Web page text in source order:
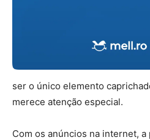
ser o único elemento
merece atenção especial.
Com os anúncios na internet, a